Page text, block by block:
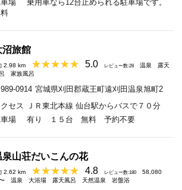
車場
乗用車なら12台止められる駐車場です。
沼旅館
2.98 km 5.0 レビュー数:28 温泉
露天
家族風呂
0914 宮城県刈田郡蔵王町遠刈田温泉旭町2
セス
ＪＲ東北本線 仙台駅からバスで７０分
車場
有り １５台 無料 予約不要
泉山荘だいこんの花
2.62 km 4.8 レビュー数:180
58,080
温泉 大浴場 露天風呂 天然温泉 岩盤浴